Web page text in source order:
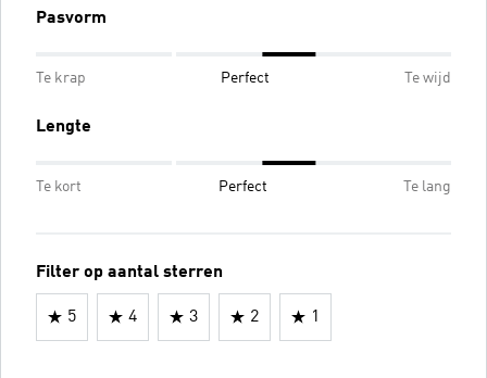
Pasvorm
Te krap Perfect Te wijd
Lengte
Te kort Perfect Te lang
Filter op aantal sterren
5 4 3 2 1